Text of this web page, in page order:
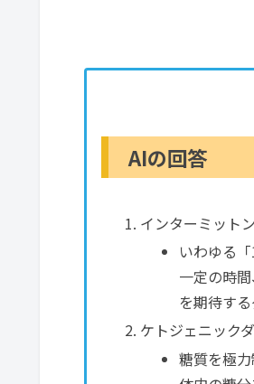
AIの回答
インターミット
いわゆる
一定の時
を期待す
ケトジェニック
糖質を極